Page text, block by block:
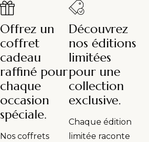
Offrez un
coffret
cadeau
raffiné pour
chaque
occasion
spéciale.
Nos coffrets
Découvrez
nos éditions
limitées
pour une
collection
exclusive.
Chaque édition
limitée raconte